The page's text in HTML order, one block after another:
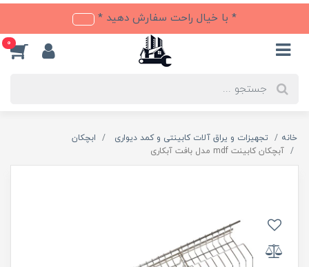
* با خیال راحت سفارش دهید *
0
خانه تجهیزات و یراق آلات کابینتی و کمد دیواری
ابچکان
آبچکان کابینت mdf مدل بافت آبکاری